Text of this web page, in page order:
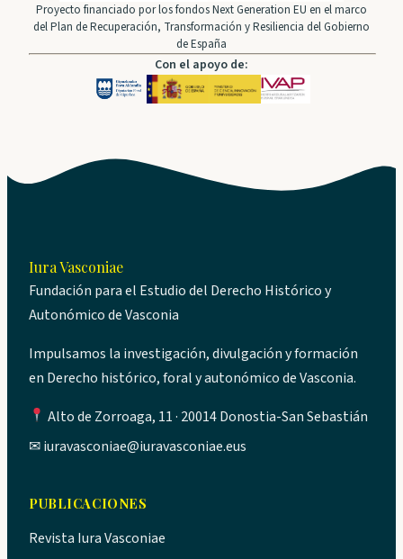
Proyecto financiado por los fondos Next Generation EU en el marco
del Plan de Recuperación, Transformación y Resiliencia del Gobierno
de España
Con el apoyo de:
Iura Vasconiae
Fundación para el Estudio del Derecho Histórico y
Autonómico de Vasconia
Impulsamos la investigación, divulgación y formación
en Derecho histórico, foral y autonómico de Vasconia.
Alto de Zorroaga, 11 · 20014 Donostia-San Sebastián
✉iuravasconiae@iuravasconiae.eus
PUBLICACIONES
Revista Iura Vasconiae